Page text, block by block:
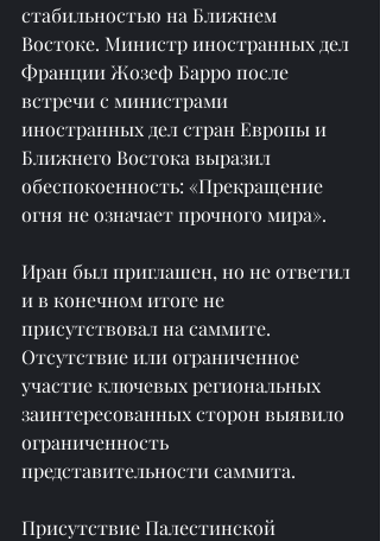
стабильностью на Ближнем
Востоке. Министр иностранных дел
Франции Жозеф Барро после
встречи с министрами
иностранных дел стран Европы и
Ближнего Востока выразил
обеспокоенность: «Прекращение
огня не означает прочного мира».
Иран был приглашен, но не ответил
и в конечном итоге не
присутствовал на саммите.
Отсутствие или ограниченное
участие ключевых региональных
заинтересованных сторон выявило
ограниченность
представительности саммита.
Присутствие Палестинской